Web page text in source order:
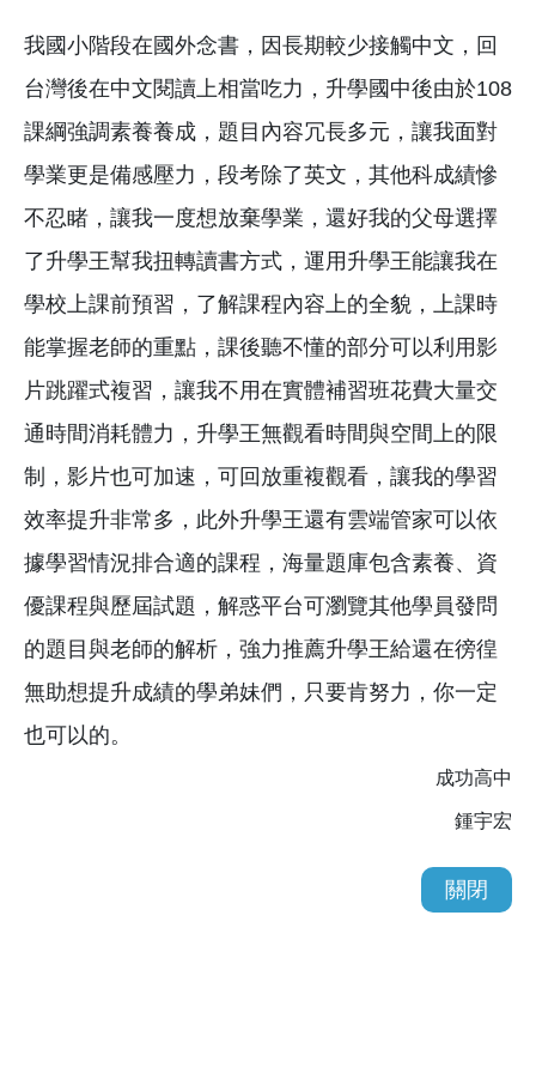
我國小階段在國外念書，因長期較少接觸中文，回
台灣後在中文閱讀上相當吃力，升學國中後由於108
課綱強調素養養成，題目內容冗長多元，讓我面對
學業更是備感壓力，段考除了英文，其他科成績慘
不忍睹，讓我一度想放棄學業，還好我的父母選擇
了升學王幫我扭轉讀書方式，運用升學王能讓我在
學校上課前預習，了解課程內容上的全貌，上課時
能掌握老師的重點，課後聽不懂的部分可以利用影
片跳躍式複習，讓我不用在實體補習班花費大量交
通時間消耗體力，升學王無觀看時間與空間上的限
制，影片也可加速，可回放重複觀看，讓我的學習
效率提升非常多，此外升學王還有雲端管家可以依
據學習情況排合適的課程，海量題庫包含素養、資
優課程與歷屆試題，解惑平台可瀏覽其他學員發問
的題目與老師的解析，強力推薦升學王給還在徬徨
無助想提升成績的學弟妹們，只要肯努力，你一定
也可以的。
成功高中
鍾宇宏
關閉